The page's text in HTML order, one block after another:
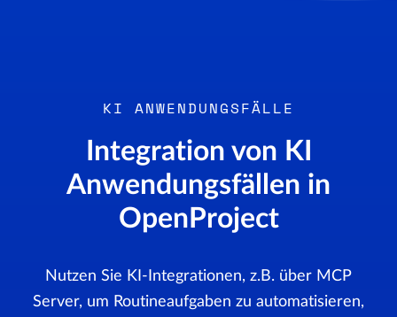
KI ANWENDUNGSFÄLLE
Integration von KI
Anwendungsfällen in
OpenProject
Nutzen Sie KI-Integrationen, z.B. über MCP
Server, um Routineaufgaben zu automatisieren,